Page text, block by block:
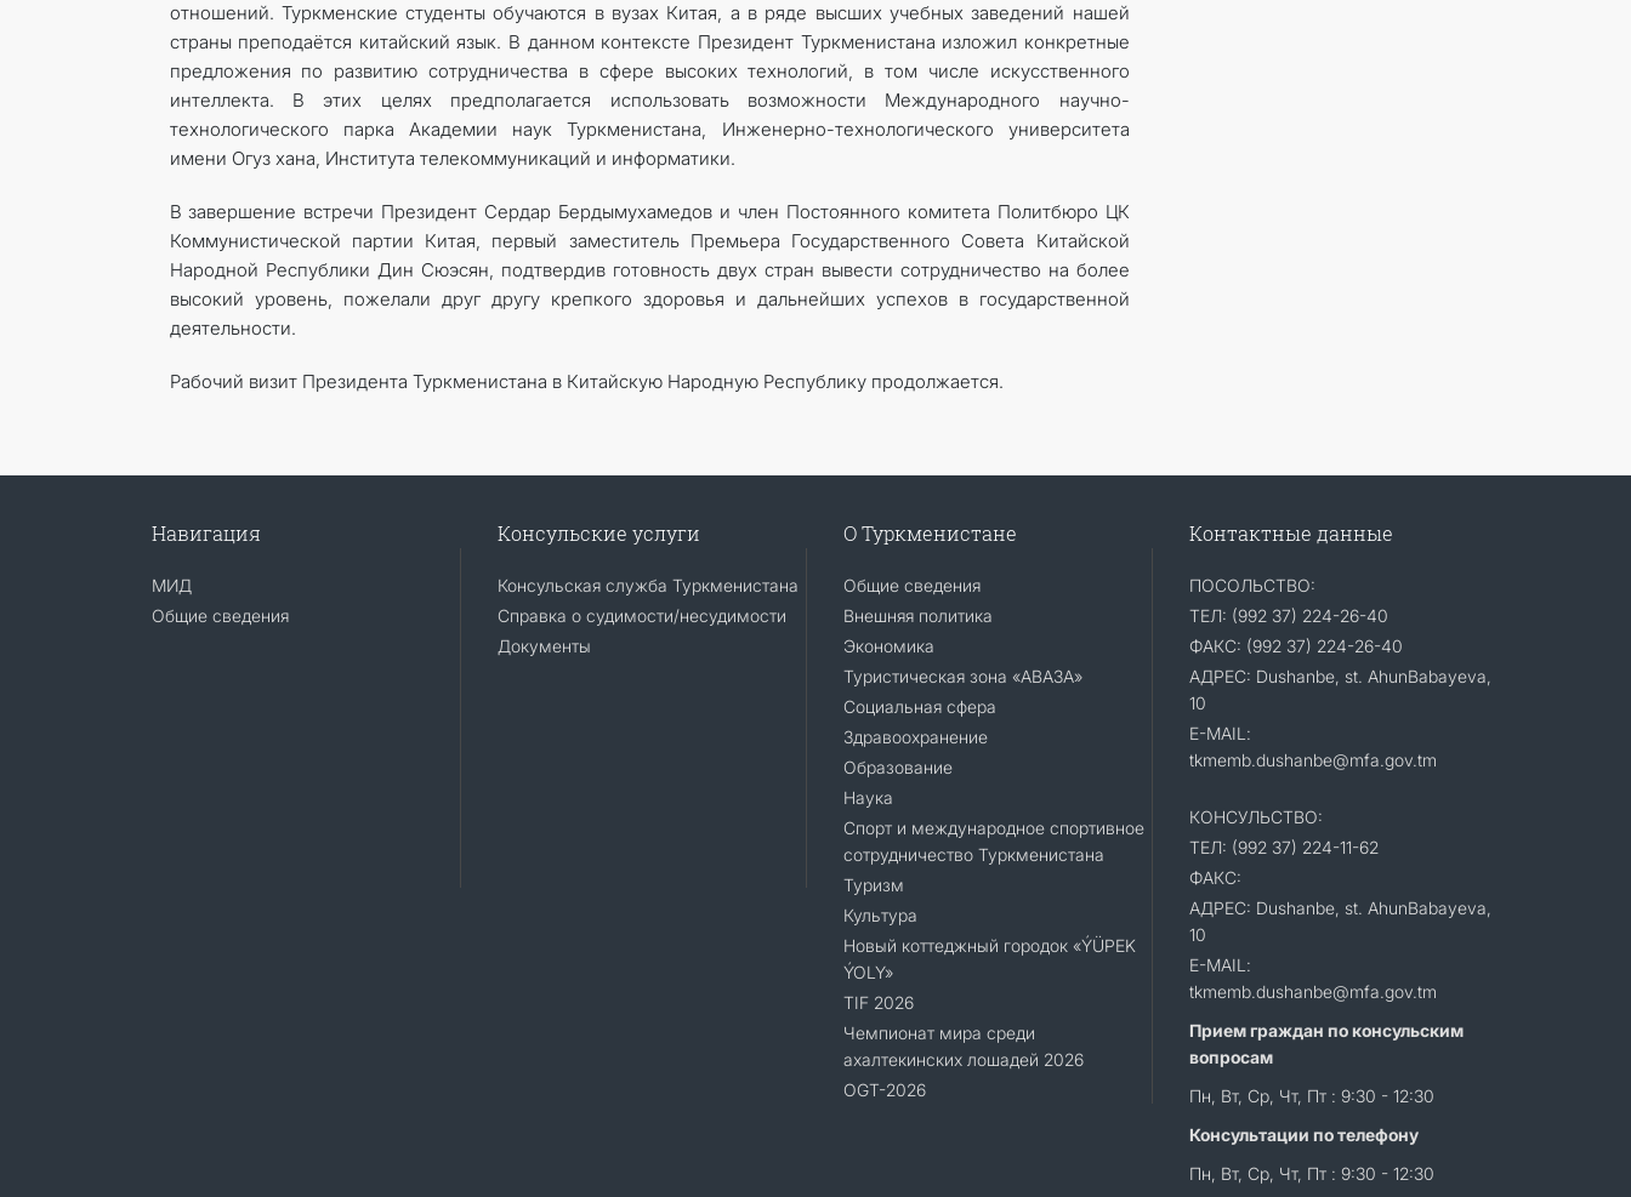
отношений. Туркменские студенты обучаются в вузах Китая, а в ряде высших учебных заведений нашей
страны преподаётся китайский язык. В данном контексте Президент Туркменистана изложил конкретные
предложения по развитию сотрудничества в сфере высоких технологий, в том числе искусственного
интеллекта. В этих целях предполагается использовать возможности Международного научно-
технологического парка Академии наук Туркменистана, Инженерно-технологического университета
имени Огуз хана, Института телекоммуникаций и информатики.
В завершение встречи Президент Сердар Бердымухамедов и член Постоянного комитета Политбюро ЦК
Коммунистической партии Китая, первый заместитель Премьера Государственного Совета Китайской
Народной Республики Дин Сюэсян, подтвердив готовность двух стран вывести сотрудничество на более
высокий уровень, пожелали друг другу крепкого здоровья и дальнейших успехов в государственной
деятельности.
Рабочий визит Президента Туркменистана в Китайскую Народную Республику продолжается.
Навигация
МИД
Общие сведения
Консульские услуги
Консульская служба Туркменистана
Справка о судимости/несудимости
Документы
О Туркменистане
Общие сведения
Внешняя политика
Экономика
Туристическая зона «АВАЗА»
Социальная сфера
Здравоохранение
Образование
Наука
Спорт и международное спортивное
сотрудничество Туркменистана
Туризм
Культура
Новый коттеджный городок «ÝÜPEK
ÝOLY»
TIF 2026
Чемпионат мира среди
ахалтекинских лошадей 2026
OGT-2026
Контактные данные
ПОСОЛЬСТВО:
ТЕЛ: (992 37) 224-26-40
ФАКС: (992 37) 224-26-40
АДРЕС: Dushanbe, st. AhunBabayeva,
10
E-MAIL:
tkmemb.dushanbe@mfa.gov.tm
КОНСУЛЬСТВО:
ТЕЛ: (992 37) 224-11-62
ФАКС:
АДРЕС: Dushanbe, st. AhunBabayeva,
10
E-MAIL:
tkmemb.dushanbe@mfa.gov.tm
Прием граждан по консульским
вопросам
Пн, Вт, Ср, Чт, Пт : 9:30 - 12:30
Консультации по телефону
Пн, Вт, Ср, Чт, Пт : 9:30 - 12:30